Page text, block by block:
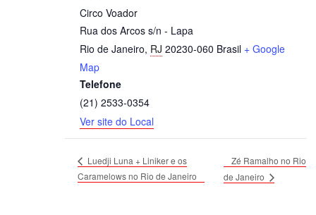
Circo Voador
Rua dos Arcos s/n - Lapa
Rio de Janeiro, RJ 20230-060 Brasil + Google
Map
Telefone
(21) 2533-0354
Ver site do Local
Luedji Luna + Liniker e os
Caramelows no Rio de Janeiro
Zé Ramalho no Rio
de Janeiro